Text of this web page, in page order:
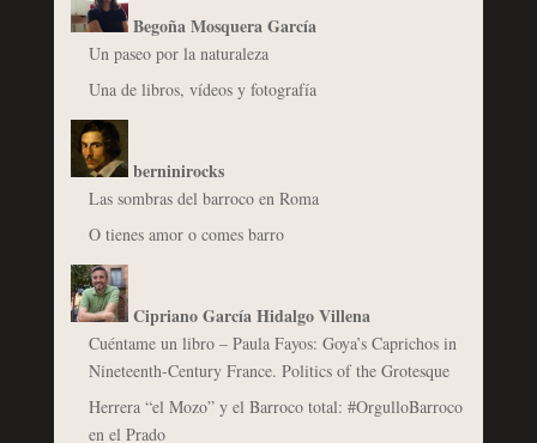
Begoña Mosquera García
Un paseo por la naturaleza
Una de libros, vídeos y fotografía
berninirocks
Las sombras del barroco en Roma
O tienes amor o comes barro
Cipriano García Hidalgo Villena
Cuéntame un libro – Paula Fayos: Goya’s Caprichos in
Nineteenth-Century France. Politics of the Grotesque
Herrera “el Mozo” y el Barroco total: #OrgulloBarroco
en el Prado